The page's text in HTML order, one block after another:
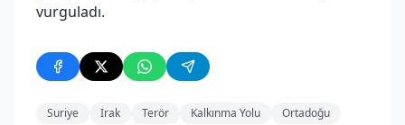
vurguladı.
Suriye Irak Terör Kalkınma Yolu Ortadoğu